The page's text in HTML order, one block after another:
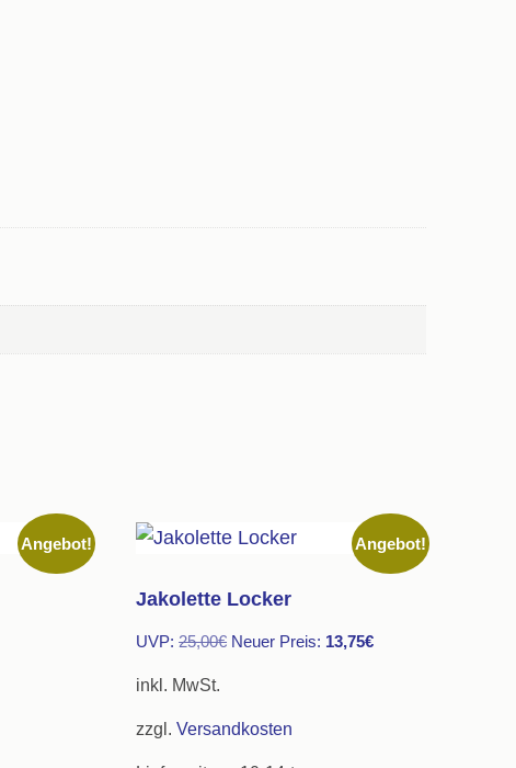
Angebot! Angebot!
Jakolette Locker
UVP: 25,00€ Ursprünglicher
25,00€
Neuer Preis: 13,75€Aktueller
inkl. MwSt.
zzgl.Versandkosten